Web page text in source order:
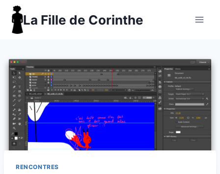
Aller
contenu
La Fille de Corinthe
RENCONTRES